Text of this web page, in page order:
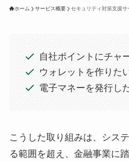
ホーム サービス概要 セキュリティ対策支援サ
自社ポイントにチャ
ウォレットを作りた
電子マネーを発行し
こうした取り組みは、シス
る範囲を超え、金融事業に